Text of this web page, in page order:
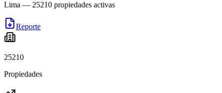
Lima — 25210 propiedades activas
Reporte
25210
Propiedades